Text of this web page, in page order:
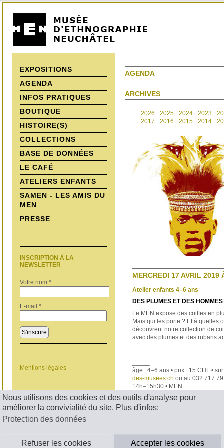
Nous utilisons des cookies et des outils d'analyse pour
améliorer la convivialité du site. Plus d'infos:
Protection des données
Refuser les cookies Accepter les cookies
EXPOSITIONS
AGENDA
INFOS PRATIQUES
BOUTIQUE
HISTOIRE(S)
COLLECTIONS
BASE DE DONNÉES
LE CAFÉ
ATELIERS ENFANTS
SAMEN - LES AMIS DU
MEN
PRESSE
INSCRIPTION À LA
NEWSLETTER
Votre nom:*
E-mail:*
S'inscrire
Mentions légales
AGENDA
ARCHIVES
2026 2025 2024 2023
2017
2016 2015 2014
MERCREDI 17 AVRIL 2019
Atelier enfants 4–6 ans
DES PLUMES ET DES HOMMES
Le MEN expose des coiffes en
Mais qui les porte ? Et à quelles
découvrent notre collection de
avec des plumes et des rubans
âge : 4–6 ans • prix : 15 CHF •
des-musees.ch ou au 032 717
14h–15h30 • MEN
< RETOUR